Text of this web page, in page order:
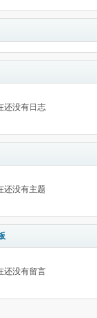
还没有日志
还没有主题
还没有留言